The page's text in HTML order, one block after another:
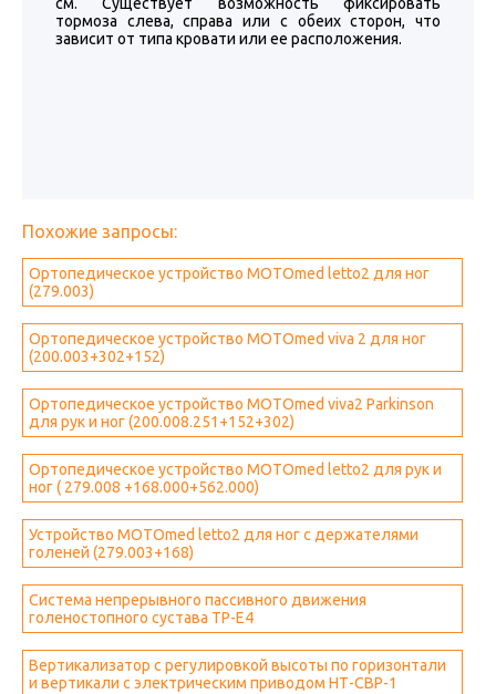
cм. Существует возможность фиксировать
тормоза слева, справа или с обеих сторон, что
зависит от типа кровати или ее расположения.
Похожие запросы:
Ортопедическое устройство MOTOmed letto2 для ног
(279.003)
Ортопедическое устройство MOTOmed viva 2 для ног
(200.003+302+152)
Ортопедическое устройство MOTOmed viva2 Parkinson
для рук и ног (200.008.251+152+302)
Ортопедическое устройство MOTOmed letto2 для рук и
ног ( 279.008 +168.000+562.000)
Устройство MOTOmed letto2 для ног с держателями
голеней (279.003+168)
Система непрерывного пассивного движения
голеностопного сустава ТР-Е4
Вертикализатор с регулировкой высоты по горизонтали
и вертикали с электрическим приводом НТ-СВР-1